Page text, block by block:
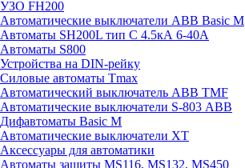
УЗО FH200
Автоматические выключатели ABB Basic M
Автоматы SH200L тип С 4.5кА 6-40А
Автоматы S800
Устройства на DIN-рейку
Силовые автоматы Tmax
Автоматический выключатель ABB TMF
Автоматические выключатели S-803 АВВ
Дифавтоматы Basic M
Автоматические выключатели XT
Аксессуары для автоматики
Автоматы защиты MS116, MS132, MS450